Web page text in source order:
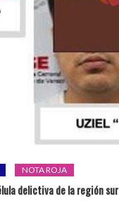
NOTA ROJA
delictiva de la región sur